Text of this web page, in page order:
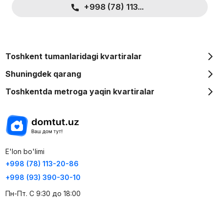
+998 (78) 113...
Toshkent tumanlaridagi kvartiralar
Shuningdek qarang
Toshkentda metroga yaqin kvartiralar
E'lon bo'limi
+998 (78) 113-20-86
+998 (93) 390-30-10
Пн-Пт. С 9:30 до 18:00